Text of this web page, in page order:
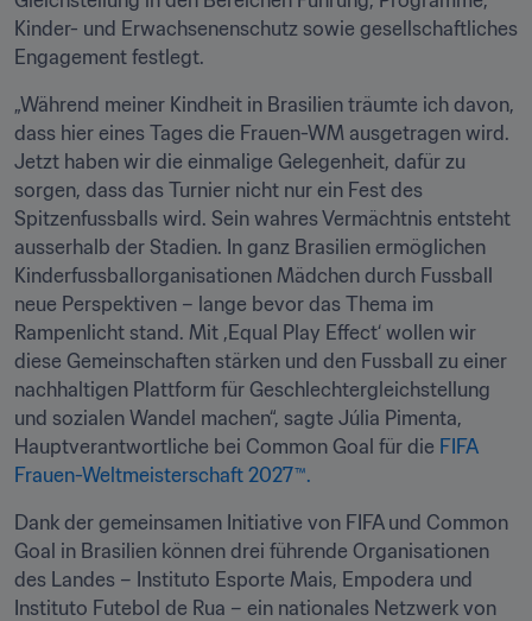
Kinder- und Erwachsenenschutz sowie gesellschaftliches
Engagement festlegt.
„Während meiner Kindheit in Brasilien träumte ich davon,
dass hier eines Tages die Frauen-WM ausgetragen wird.
Jetzt haben wir die einmalige Gelegenheit, dafür zu
sorgen, dass das Turnier nicht nur ein Fest des
Spitzenfussballs wird. Sein wahres Vermächtnis entsteht
ausserhalb der Stadien. In ganz Brasilien ermöglichen
Kinderfussballorganisationen Mädchen durch Fussball
neue Perspektiven – lange bevor das Thema im
Rampenlicht stand. Mit ,Equal Play Effect‘ wollen wir
diese Gemeinschaften stärken und den Fussball zu einer
nachhaltigen Plattform für Geschlechtergleichstellung
und sozialen Wandel machen“, sagte Júlia Pimenta,
Hauptverantwortliche bei Common Goal für die FIFA
Frauen-Weltmeisterschaft 2027™.
Dank der gemeinsamen Initiative von FIFA und Common
Goal in Brasilien können drei führende Organisationen
des Landes – Instituto Esporte Mais, Empodera und
Instituto Futebol de Rua – ein nationales Netzwerk von